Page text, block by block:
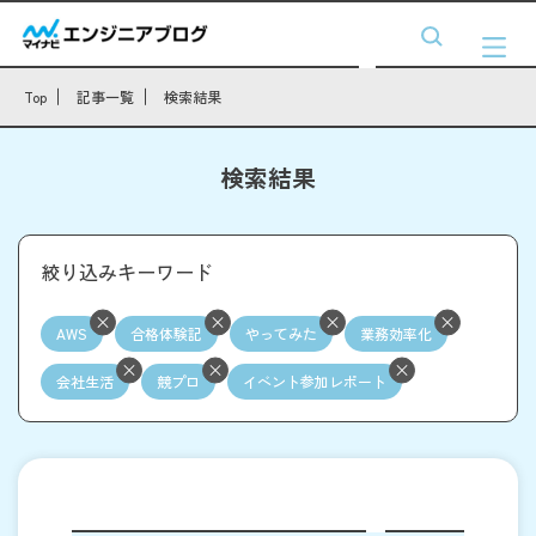
Top 記事一覧 検索結果
検索結果
絞り込みキーワード
AWS 合格体験記 やってみた 業務効率化
会社生活 競プロ イベント参加レポート